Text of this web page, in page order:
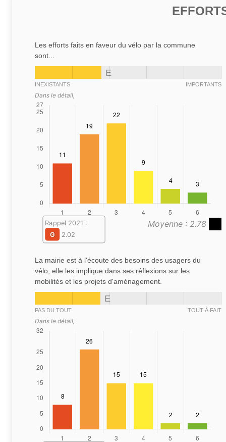
Les efforts faits en faveur du vélo par la commune
sont...
E
INEXISTANTS IMPORTANTS
Dans le détail,
Moyenne : 2.78
Rappel 2021 :
G
2.02
La mairie est à l'écoute des besoins des usagers du
vélo, elle les implique dans ses réflexions sur les
mobilités et les projets d'aménagement.
E
PAS DU TOUT TOUT À FAIT
Dans le détail,